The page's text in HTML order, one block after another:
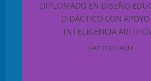
DIPLOMADO EN DISEÑO
DIDÁCTICO CON APOYO
INTELIGENCIA
HAZ CLICK AQUÍ